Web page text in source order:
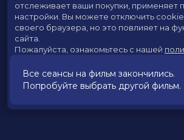
Все сеансы на фильм закончились.
Попробуйте выбрать другой фильм.
отслеживает ваши покупки, применяет
настройки. Вы можете отключить
своего браузера, но это повлияет на
сайта.
Пожалуйста, ознакомьтесь с нашей
Принять